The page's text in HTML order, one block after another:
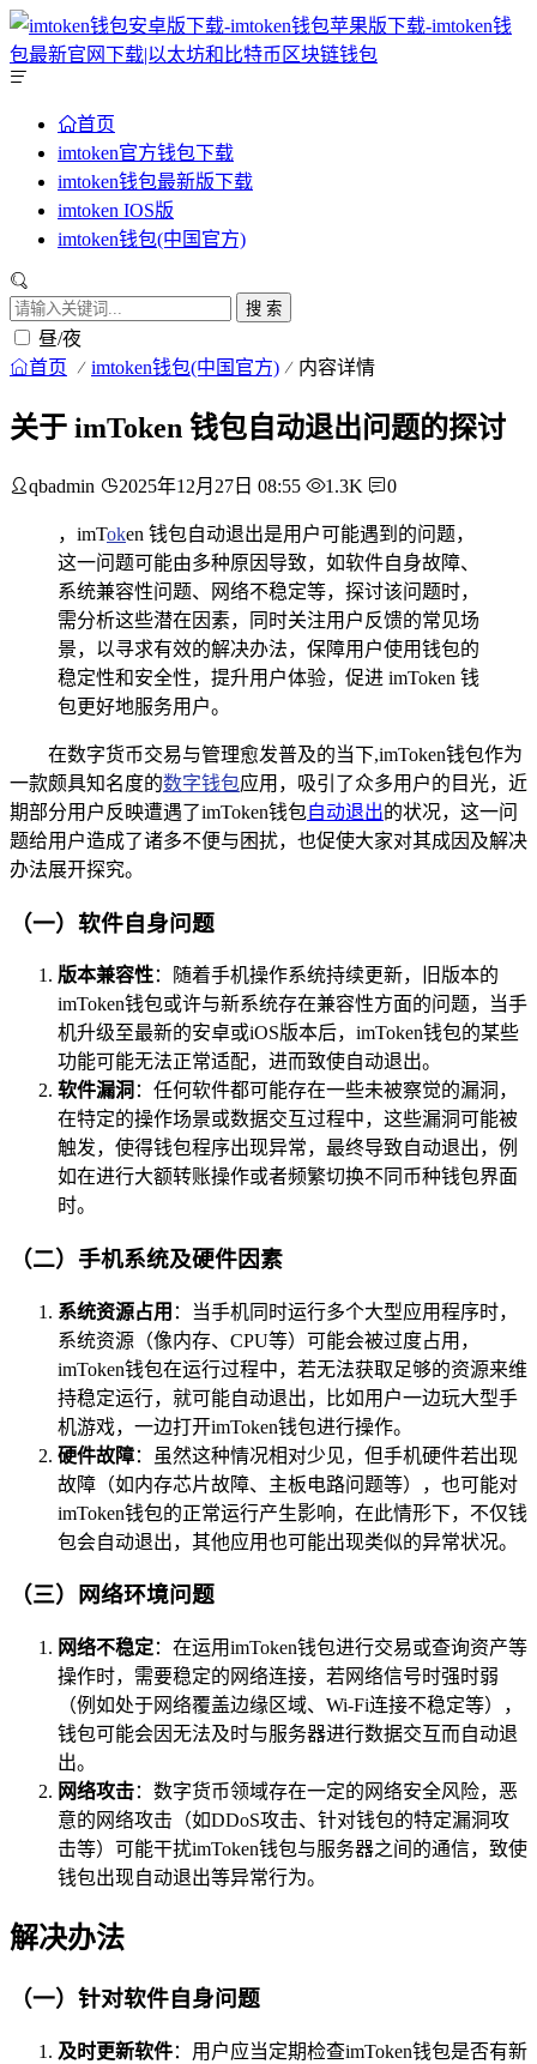
首页
imtoken官方钱包下载
imtoken钱包最新版下载
imtoken IOS版
imtoken钱包(中国官方)
搜 索
昼/夜
首页 imtoken钱包(中国官方) 内容详情
关于 imToken 钱包自动退出问题的探讨
qbadmin 2025年12月27日 08:55 1.3K 0
，imToken 钱包自动退出是用户可能遇到的问题，
这一问题可能由多种原因导致，如软件自身故障、
系统兼容性问题、网络不稳定等，探讨该问题时，
需分析这些潜在因素，同时关注用户反馈的常见场
景，以寻求有效的解决办法，保障用户使用钱包的
稳定性和安全性，提升用户体验，促进 imToken 钱
包更好地服务用户。
在数字货币交易与管理愈发普及的当下,imToken钱包作为
一款颇具知名度的数字钱包应用，吸引了众多用户的目光，近
期部分用户反映遭遇了imToken钱包自动退出的状况，这一问
题给用户造成了诸多不便与困扰，也促使大家对其成因及解决
办法展开探究。
（一）软件自身问题
版本兼容性：随着手机操作系统持续更新，旧版本的
imToken钱包或许与新系统存在兼容性方面的问题，当手
机升级至最新的安卓或iOS版本后，imToken钱包的某些
功能可能无法正常适配，进而致使自动退出。
软件漏洞 ：任何软件都可能存在一些未被察觉的漏洞，
在特定的操作场景或数据交互过程中，这些漏洞可能被
触发，使得钱包程序出现异常，最终导致自动退出，例
如在进行大额转账操作或者频繁切换不同币种钱包界面
时。
（二）手机系统及硬件因素
系统资源占用 ：当手机同时运行多个大型应用程序时，
系统资源（像内存、CPU等）可能会被过度占用，
imToken钱包在运行过程中，若无法获取足够的资源来维
持稳定运行，就可能自动退出，比如用户一边玩大型手
机游戏，一边打开imToken钱包进行操作。
硬件故障：虽然这种情况相对少见，但手机硬件若出现
故障（如内存芯片故障、主板电路问题等），也可能对
imToken钱包的正常运行产生影响，在此情形下，不仅钱
包会自动退出，其他应用也可能出现类似的异常状况。
（三）网络环境问题
网络不稳定：在运用imToken钱包进行交易或查询资产等
操作时，需要稳定的网络连接，若网络信号时强时弱
（例如处于网络覆盖边缘区域、Wi-Fi连接不稳定等），
钱包可能会因无法及时与服务器进行数据交互而自动退
出。
网络攻击：数字货币领域存在一定的网络安全风险，恶
意的网络攻击（如DDoS攻击、针对钱包的特定漏洞攻
击等）可能干扰imToken钱包与服务器之间的通信，致使
钱包出现自动退出等异常行为。
解决办法
（一）针对软件自身问题
及时更新软件：用户应当定期检查imToken钱包是否有新